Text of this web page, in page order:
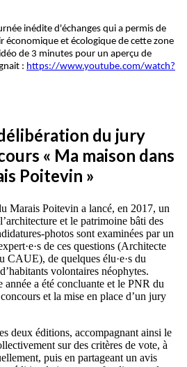
inédite d'échanges qui a permis de
économique et écologique de cette zone
de 3 minutes pour un aperçu de
: https://www.youtube.com/watch?
du jury
« Ma maison dans
Poitevin »
Marais Poitevin a lancé, en 2017, un
et le patrimoine bâti des
photos sont examinées par un
de ces questions (Architecte
CAUE), de quelques élu·e·s du
volontaires néophytes.
année a été concluante et le PNR du
et la mise en place d’un jury
deux éditions, accompagnant ainsi le
sur des critères de vote, à
puis en partageant un avis